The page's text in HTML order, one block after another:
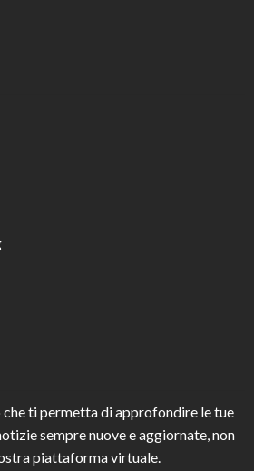
che ti permetta di approfondire le tue
sempre nuove e aggiornate, non
piattaforma virtuale.